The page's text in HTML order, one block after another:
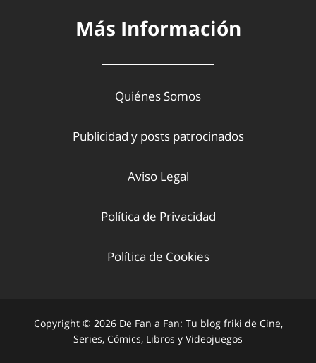
Más Información
Quiénes Somos
Publicidad y posts patrocinados
Aviso Legal
Política de Privacidad
Política de Cookies
Copyright © 2026 De Fan a Fan: Tu blog friki de Cine,
Series, Cómics, Libros y Videojuegos